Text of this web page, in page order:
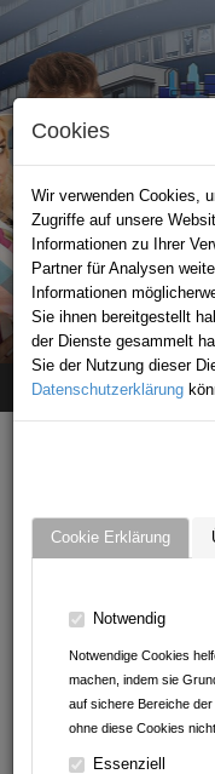
Cookies
Wir verwenden Cookies,
Zugriffe auf unsere
Informationen zu Ihrer
Partner für Analysen
Informationen
Sie ihnen bereitgestellt
der Dienste gesammelt
Sie der Nutzung dieser
Datenschutzerklärung
Cookie Erklärung
Notwendig
Notwendige Cookies
machen, indem sie
auf sichere Bereiche
ohne diese Cookies
Essenziell
Home Angebote
ANGEBOTE VON
Imbiss am Baumarkt